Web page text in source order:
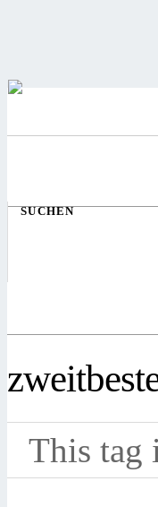
SUCHEN
This tag